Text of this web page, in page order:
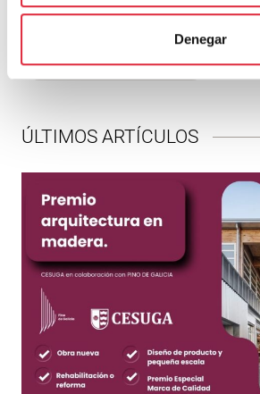
Denegar
navegador para la próxima vez que
ÚLTIMOS ARTÍCULOS